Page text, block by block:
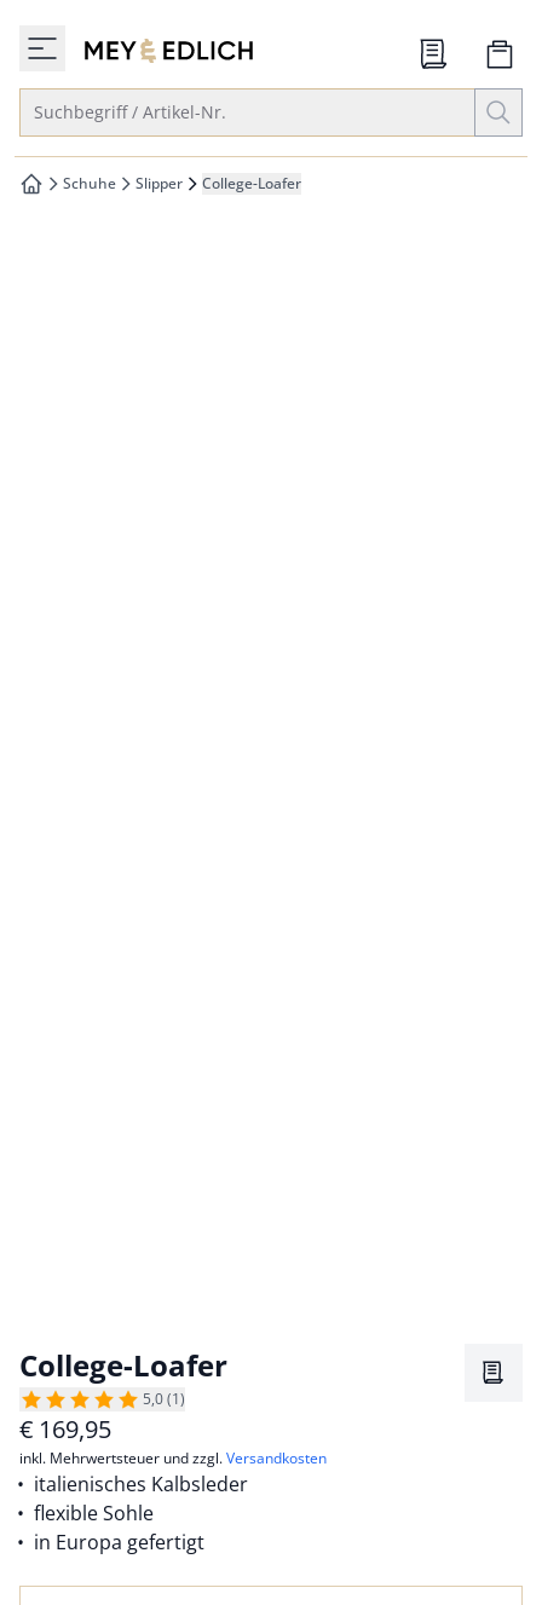
springen
springen
zur Startseite
Suchbegriff / Artikel-Nr.
zur Startseite
Schuhe Slipper College-Loafer
College-Loafer
5,0 (1)
€ 169,95
inkl. Mehrwertsteuer und zzgl.Versandkosten
italienisches Kalbsleder
flexible Sohle
in Europa gefertigt